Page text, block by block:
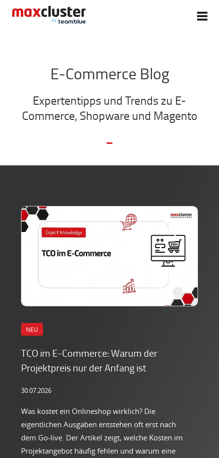
E-Commerce Blog
Expertentipps und Trends zu E-
Commerce, Shopware und Magento
NEU
TCO im E-Commerce: Warum der
Projektpreis nur der Anfang ist
30.07.2026
Was kostet ein Onlineshop wirklich? Die
eigentlichen Ausgaben entstehen oft erst nach
dem Go-live. Der Artikel zeigt, welche Kosten im
Projektangebot häufig fehlen und warum eine